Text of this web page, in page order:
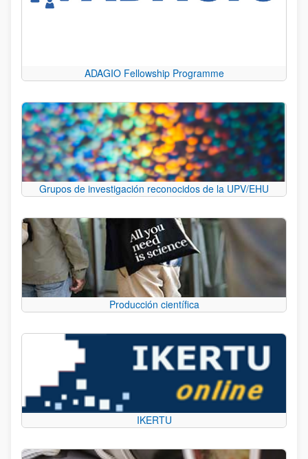
ADAGIO Fellowship Programme
Grupos de investigación reconocidos de la UPV/EHU
Producción científica
IKERTU